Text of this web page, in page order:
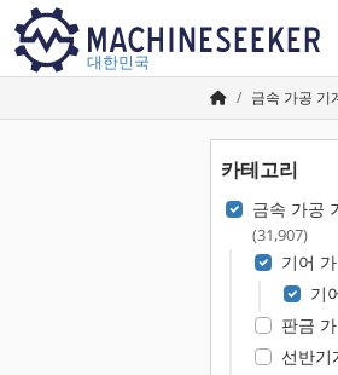
대한민국
금속 가공 기
카테고리
금속 가공
(31,907)
기어
기
판금
선반기